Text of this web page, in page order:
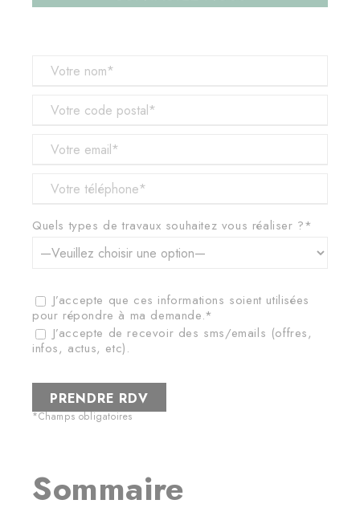
Quels types de travaux souhaitez vous réaliser ?*
J’accepte que ces informations soient utilisées
pour répondre à ma demande.*
J’accepte de recevoir des sms/emails (offres,
infos, actus, etc).
*Champs obligatoires
Sommaire